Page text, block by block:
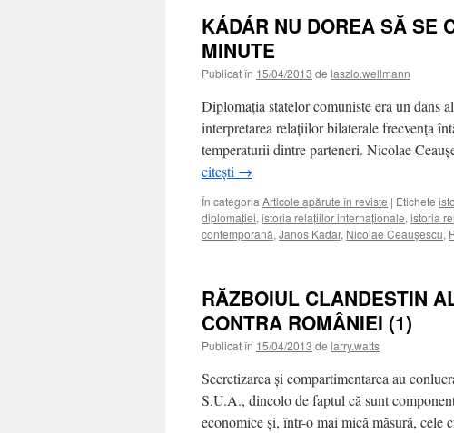
KÁDÁR NU DOREA SĂ SE
MINUTE
Publicat în 15/04/2013 de laszlo.wellmann
Diplomaţia statelor comuniste era un dans
interpretarea relaţiilor bilaterale frecvenţa
temperaturii dintre parteneri. Nicolae
citești →
În categoria Articole apărute în reviste | Etichete
diplomaţiei, istoria relaţiilor internaţionale, istoria
contemporană, Janos Kadar, Nicolae Ceauşescu,
RĂZBOIUL CLANDESTIN
CONTRA ROMÂNIEI (1)
Publicat în 15/04/2013 de larry.watts
Secretizarea şi compartimentarea au
S.U.A., dincolo de faptul că sunt
economice şi, într-o mai mică măsură, cele